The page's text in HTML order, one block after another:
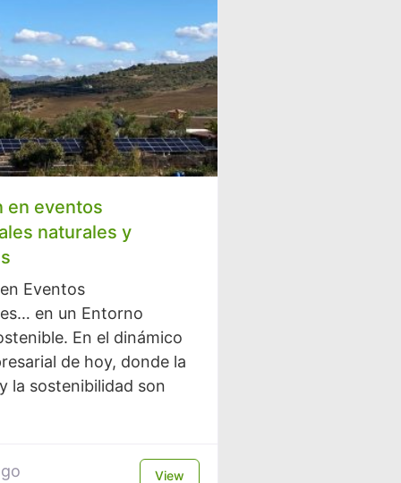
en eventos
naturales y
Eventos
en un Entorno
En el dinámico
de hoy, donde la
la sostenibilidad son
View